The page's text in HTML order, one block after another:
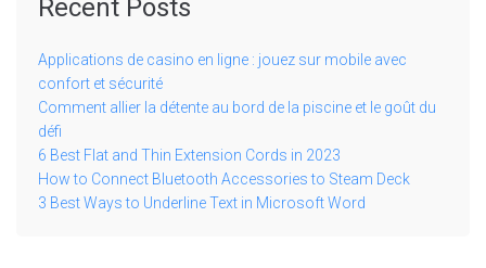
Recent Posts
Applications de casino en ligne : jouez sur mobile avec
confort et sécurité
Comment allier la détente au bord de la piscine et le goût du
défi
6 Best Flat and Thin Extension Cords in 2023
How to Connect Bluetooth Accessories to Steam Deck
3 Best Ways to Underline Text in Microsoft Word